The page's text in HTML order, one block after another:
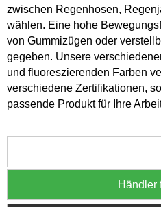
zwischen Regenhosen,
wählen. Eine hohe
von Gummizügen oder
gegeben. Unsere
und fluoreszierenden Farben
verschiedene Zertifikationen,
passende Produkt für Ihre
Händler